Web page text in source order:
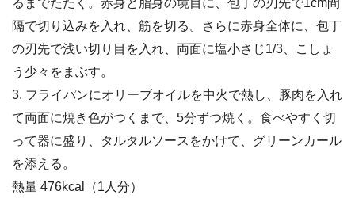
るまでたたく。赤身と脂身の境目に、包丁の刃先で1cm間
隔で切り込みを入れ、筋を切る。さらに赤身全体に、包丁
の刃先で浅い切り目を入れ、両面に塩小さじ1/3、こしょ
う少々をまぶす。
3. フライパンにオリーブオイルを中火で熱し、豚肉を入れ
て両面に焼き色がつくまで、5分ずつ焼く。食べやすく切
って器に盛り、タルタルソースをかけて、グリーンカール
を添える。
熱量 476kcal（1人分）